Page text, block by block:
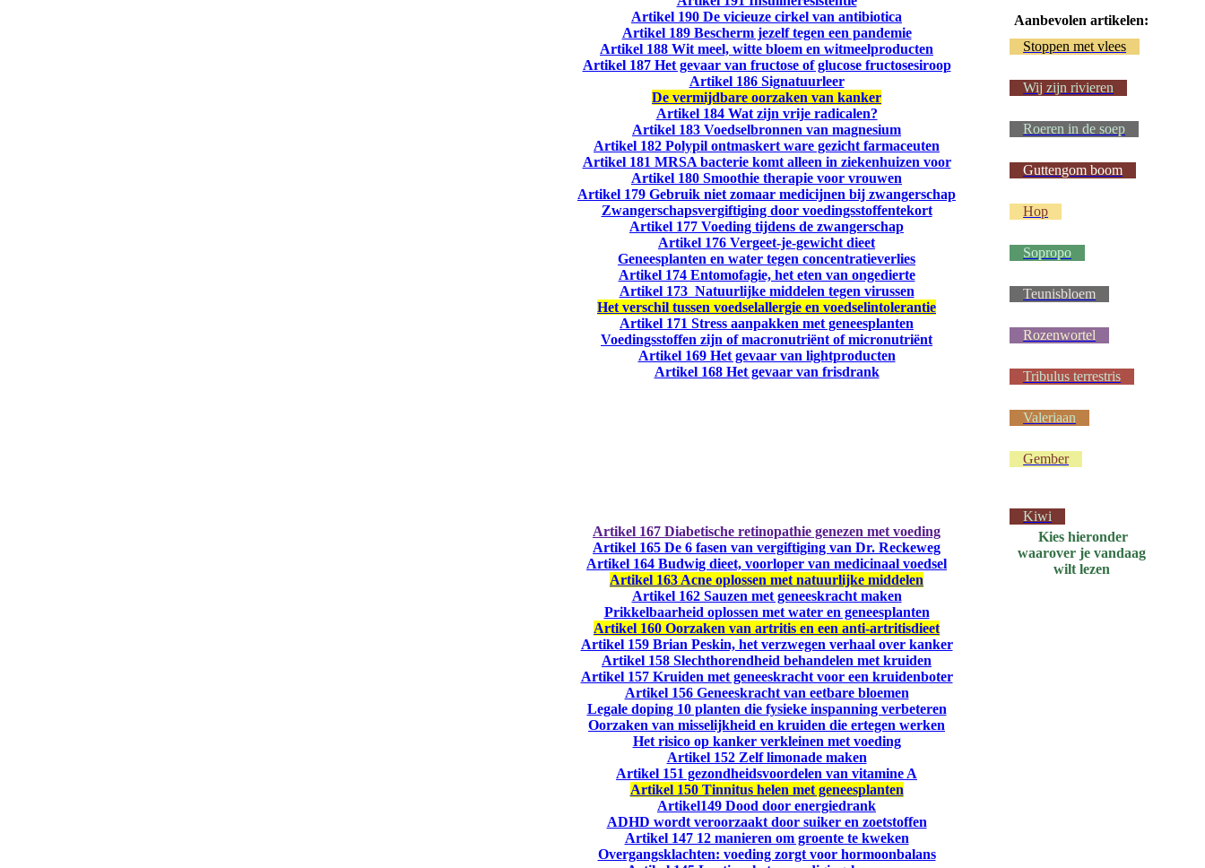
Artikel 190 De vicieuze cirkel van antibiotica
Artikel 189 Bescherm jezelf tegen een pandemie
Artikel 188 Wit meel, witte bloem en witmeelproducten
Artikel 187 Het gevaar van fructose of glucose fructosesiroop
Artikel 186 Signatuurleer
De vermijdbare oorzaken van kanker
Artikel 184 Wat zijn vrije radicalen?
Artikel 183 Voedselbronnen van magnesium
Artikel 182 Polypil ontmaskert ware gezicht farmaceuten
Artikel 181 MRSA bacterie komt alleen in ziekenhuizen voor
Artikel 180 Smoothie therapie voor vrouwen
Artikel 179 Gebruik niet zomaar medicijnen bij zwangerschap
Zwangerschapsvergiftiging door voedingsstoffentekort
Artikel 177 Voeding tijdens de zwangerschap
Artikel 176 Vergeet-je-gewicht dieet
Geneesplanten en water tegen concentratieverlies
Artikel 174 Entomofagie, het eten van ongedierte
Artikel 173 Natuurlijke middelen tegen virussen
Het verschil tussen voedselallergie en voedselintolerantie
Artikel 171 Stress aanpakken met geneesplanten
Voedingsstoffen zijn of macronutriënt of micronutriënt
Artikel 169 Het gevaar van lightproducten
Artikel 168 Het gevaar van frisdrank
Artikel 167 Diabetische retinopathie genezen met voeding
Artikel 165 De 6 fasen van vergiftiging van Dr. Reckeweg
Artikel 164 Budwig dieet, voorloper van medicinaal voedsel
Artikel 163 Acne oplossen met natuurlijke middelen
Artikel 162 Sauzen met geneeskracht maken
Prikkelbaarheid oplossen met water en geneesplanten
Artikel 160 Oorzaken van artritis en een anti-artritisdieet
Artikel 159 Brian Peskin, het verzwegen verhaal over kanker
Artikel 158 Slechthorendheid behandelen met kruiden
Artikel 157 Kruiden met geneeskracht voor een kruidenboter
Artikel 156 Geneeskracht van eetbare bloemen
Legale doping 10 planten die fysieke inspanning verbeteren
Oorzaken van misselijkheid en kruiden die ertegen werken
Het risico op kanker verkleinen met voeding
Artikel 152 Zelf limonade maken
Artikel 151 gezondheidsvoordelen van vitamine A
Artikel 150 Tinnitus helen met geneesplanten
Artikel149 Dood door energiedrank
ADHD wordt veroorzaakt door suiker en zoetstoffen
Artikel 147 12 manieren om groente te kweken
Overgangsklachten: voeding zorgt voor hormoonbalans
Aanbevolen artikelen:
Stoppen met vlees
Wij zijn rivieren
Roeren in de soep
Guttengom boom
Hop
Sopropo
Teunisbloem
Rozenwortel
Tribulus terrestris
Valeriaan
Gember
Kiwi
Kies hieronder
waarover je vandaag
wilt lezen